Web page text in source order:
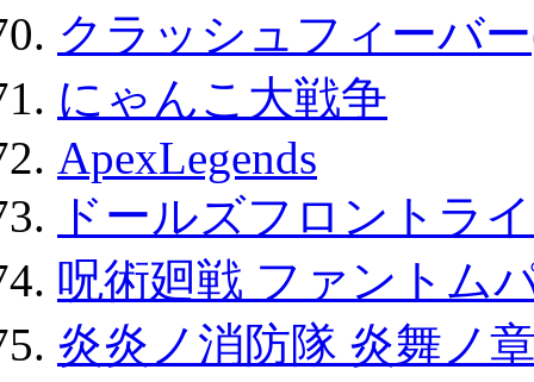
クラッシュフィーバ
にゃんこ大戦争
ApexLegends
ドールズフロントラ
呪術廻戦 ファントム
炎炎ノ消防隊 炎舞ノ